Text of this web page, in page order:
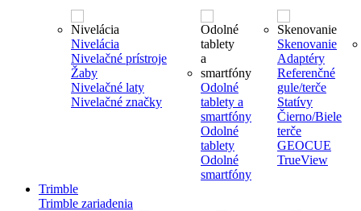
Nivelácia
Nivelačné prístroje
Žaby
Nivelačné laty
Nivelačné značky
Odolné
tablety a
smartfóny
Odolné
tablety
Odolné
smartfóny
Skenovanie
Adaptéry
Referenčné
gule/terče
Statívy
Čierno/Biele
terče
GEOCUE
TrueView
Trimble
Trimble zariadenia